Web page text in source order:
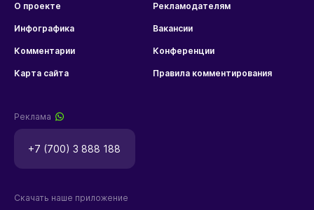
О проекте Рекламодателям
Инфографика Вакансии
Комментарии Конференции
Карта сайта Правила комментирования
Реклама
+7 (700) 3 888 188
Скачать наше приложение